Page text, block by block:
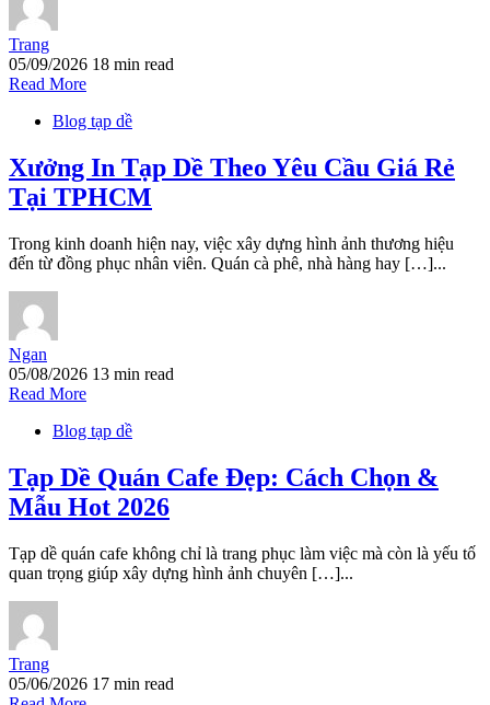
Trang
05/09/2026 18 min read
Read More
Blog tạp dề
Xưởng In Tạp Dề Theo Yêu Cầu Giá Rẻ
Tại TPHCM
Trong kinh doanh hiện nay, việc xây dựng hình ảnh thương hiệu
đến từ đồng phục nhân viên. Quán cà phê, nhà hàng hay […]...
Ngan
05/08/2026 13 min read
Read More
Blog tạp dề
Tạp Dề Quán Cafe Đẹp: Cách Chọn &
Mẫu Hot 2026
Tạp dề quán cafe không chỉ là trang phục làm việc mà còn là yếu tố
quan trọng giúp xây dựng hình ảnh chuyên […]...
Trang
05/06/2026 17 min read